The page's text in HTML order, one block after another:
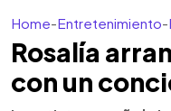
Home-Entretenimiento-
Rosalía
con un